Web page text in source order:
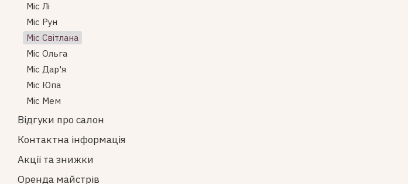
Міс Лі
Міс Рун
Міс Світлана
Міс Ольга
Міс Дар'я
Міс Юпа
Міс Мем
Відгуки про салон
Контактна інформація
Акції та знижки
Оренда майстрів